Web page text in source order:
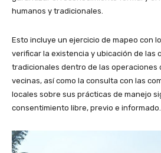
humanos y tradicionales.
Esto incluye un ejercicio de mapeo con
verificar la existencia y ubicación de las
tradicionales dentro de las operaciones
vecinas, así como la consulta con las
locales sobre sus prácticas de manejo
consentimiento libre, previo e informado.